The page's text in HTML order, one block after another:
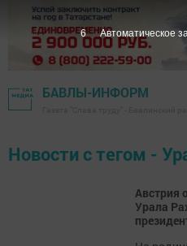
БАВЛЫ-ИНФОРМ
Новости с тегом -
Австрия
Урала
6 Автоматическое